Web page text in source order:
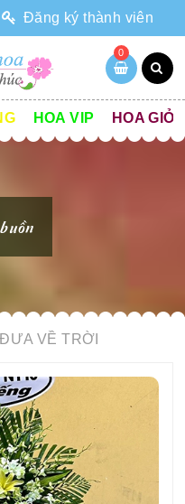
Đăng ký thành viên
0
HOA VIP HOA GIỎ
VỀ TRỜI